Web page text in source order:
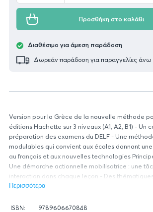
Version pour la Grèce de la nouvelle méthode
éditions Hachette sur 3 niveaux (A1, A2, B1) - Un
préparation des examens du DELF - Une
modulables qui convient aux écoles donnant
au français et aux nouvelles technologies
Une démarche actionnelle mobilisatrice : une
interaction dans chaque leçon - Des
sous un angle novateur - Une large place
système d’évaluation complet - Une double offre
Περισσότερα
Πληροφορίες
ISBN: 9789606670848
Προσθήκη στο καλάθι
Διαθέσιμο για άμεση παράδοση
Δωρεάν παράδοση για παραγγελίες